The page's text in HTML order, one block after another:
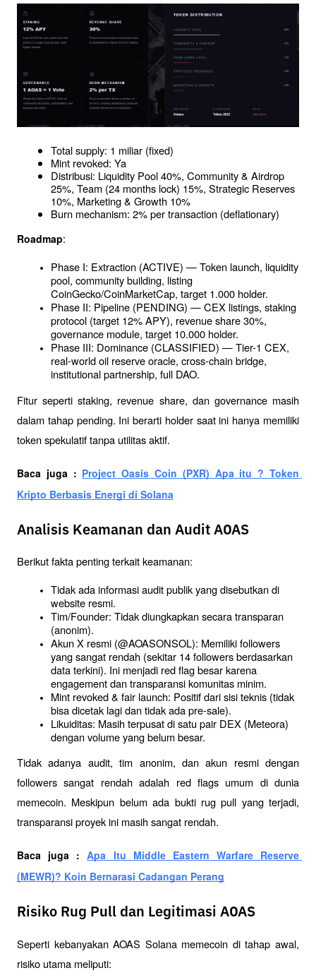
Total supply: 1 miliar (fixed)
Mint revoked: Ya
Distribusi: Liquidity Pool 40%, Community & Airdrop
25%, Team (24 months lock) 15%, Strategic Reserves
10%, Marketing & Growth 10%
Burn mechanism: 2% per transaction (deflationary)
Roadmap:
Phase I: Extraction (ACTIVE) — Token launch, liquidity
pool, community building, listing
CoinGecko/CoinMarketCap, target 1.000 holder.
Phase II: Pipeline (PENDING) — CEX listings, staking
protocol (target 12% APY), revenue share 30%,
governance module, target 10.000 holder.
Phase III: Dominance (CLASSIFIED) — Tier-1 CEX,
real-world oil reserve oracle, cross-chain bridge,
institutional partnership, full DAO.
Fitur seperti staking, revenue share, dan governance masih
dalam tahap pending. Ini berarti holder saat ini hanya memiliki
token spekulatif tanpa utilitas aktif.
Baca juga : Project Oasis Coin (PXR) Apa itu ? Token
Kripto Berbasis Energi di Solana
Analisis Keamanan dan Audit AOAS
Berikut fakta penting terkait keamanan:
Tidak ada informasi audit publik yang disebutkan di
website resmi.
Tim/Founder: Tidak diungkapkan secara transparan
(anonim).
Akun X resmi (@AOASONSOL): Memiliki followers
yang sangat rendah (sekitar 14 followers berdasarkan
data terkini). Ini menjadi red flag besar karena
engagement dan transparansi komunitas minim.
Mint revoked & fair launch: Positif dari sisi teknis (tidak
bisa dicetak lagi dan tidak ada pre-sale).
Likuiditas: Masih terpusat di satu pair DEX (Meteora)
dengan volume yang belum besar.
Tidak adanya audit, tim anonim, dan akun resmi dengan
followers sangat rendah adalah red flags umum di dunia
memecoin. Meskipun belum ada bukti rug pull yang terjadi,
transparansi proyek ini masih sangat rendah.
Baca juga : Apa Itu Middle Eastern Warfare Reserve
(MEWR)? Koin Bernarasi Cadangan Perang
Risiko Rug Pull dan Legitimasi AOAS
Seperti kebanyakan AOAS Solana memecoin di tahap awal,
risiko utama meliputi: